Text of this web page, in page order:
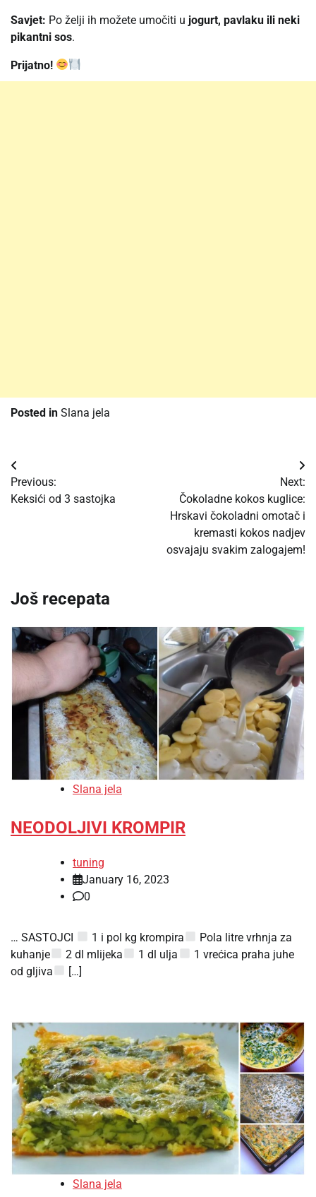
Savjet: Po želji ih možete umočiti u jogurt, pavlaku ili neki
pikantni sos.
Prijatno!
Posted in Slana jela
Post
navigation
Previous:
Keksići od 3 sastojka
Next:
Čokoladne kokos kuglice:
Hrskavi čokoladni omotač i
kremasti kokos nadjev
osvajaju svakim zalogajem!
Još recepata
Slana jela
NEODOLJIVI KROMPIR
tuning
January 16, 2023
0
… SASTOJCI 1 i pol kg krompira
Pola litre vrhnja za
kuhanje
2 dl mlijeka 1 dl ulja
1 vrećica praha juhe
od gljiva
[…]
Slana jela